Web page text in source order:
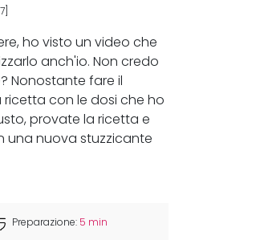
ho visto un video che
anch'io. Non credo
Nonostante fare il
ricetta con le dosi che ho
provate la ricetta e
una nuova stuzzicante
Preparazione: 5 min